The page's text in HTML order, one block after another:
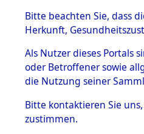
BESTÄNDE
Inhaftierungsdoku
mente
5. Verschiedenes
Todesmärsche
5.3.1 Alliierte
Bitte beachten Sie, dass
Herkunft,
Als Nutzer dieses Portals
oder Betroffener sowie
die Nutzung seiner
Bitte kontaktieren Sie
zustimmen.